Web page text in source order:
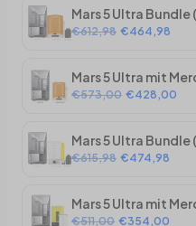
Mars 5 Ultra Bundle
€612,98 €464,98
Mars 5 Ultra mit
€573,00 €428,00
Mars 5 Ultra Bundle
€615,98 €474,98
Mars 5 Ultra mit
€511,00 €354,00